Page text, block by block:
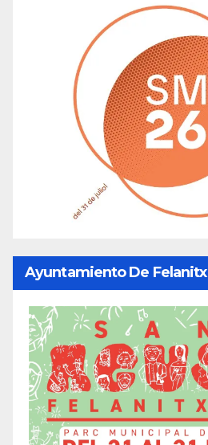
Ayuntamiento De Felanitx